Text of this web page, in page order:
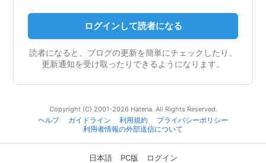
ログインして読者になる
読者になると、ブログの更新を簡単にチェックしたり、
更新通知を受け取ったりできるようになります。
Copyright (C) 2001-2026 Hatena. All Rights Reserved.
ヘルプ
ガイドライン 利用規約
プライバシーポリシー
利用者情報の外部送信について
日本語 PC版 ログイン